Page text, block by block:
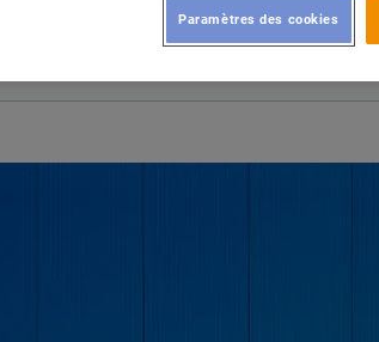
Paramètres des cookies